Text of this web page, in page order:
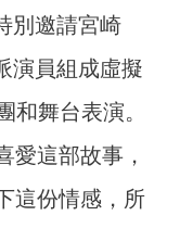
別邀請宮崎
演員組成虛擬
和舞台表演。
愛這部故事，
這份情感，所